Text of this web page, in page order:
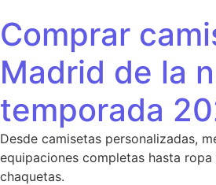
Comprar
Madrid de la
temporada
Desde camisetas personalizadas,
equipaciones completas hasta
chaquetas.